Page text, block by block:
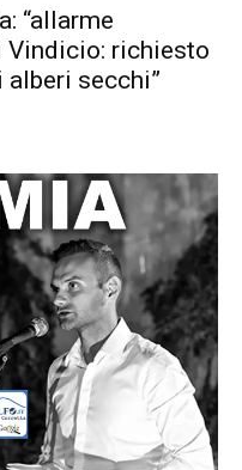
“allarme
Vindicio: richiesto
alberi secchi”